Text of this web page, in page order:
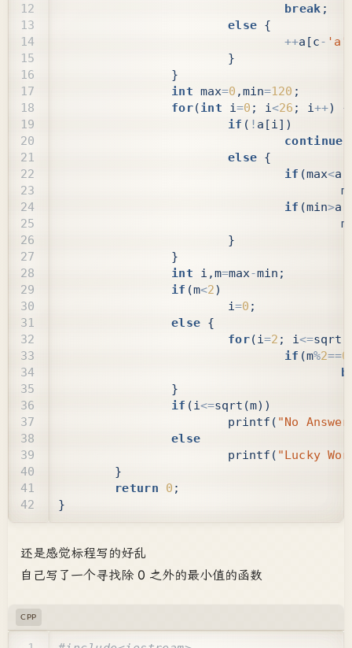
14
24
34
break ;
else {
++a [c- 'a'
}
}
int max=0 ,min=120 ;
for(int i=0 ; i<26 ; i++)
{
if ( ! a [i])
continue
else {
if (max<a
if (min>a
}
}
int
i ,m=max-min ;
if (m<2)
i=0 ;
else {
for(i=2 ; i<=sqrt
if (m%2==0
}
if (i<=sqrt (m))
printf ( "No Answer
else
printf ( "Lucky
}
return
0 ;
}
还是感觉标程写的好乱
自己写了一个寻找除 0 之外的最小值的函数
CPP